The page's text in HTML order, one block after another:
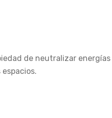
de neutralizar